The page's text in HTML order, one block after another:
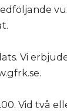
Vi
Vid två